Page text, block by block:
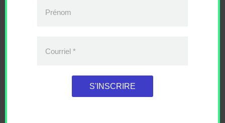
SOYEZ LES PREMIERS AU
Prénom
Courriel *
S'INSCRIRE